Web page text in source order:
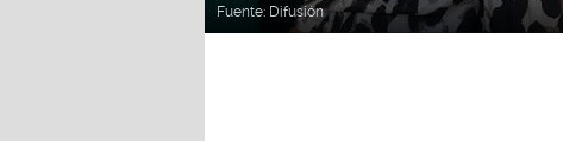
Fuente: Difusión